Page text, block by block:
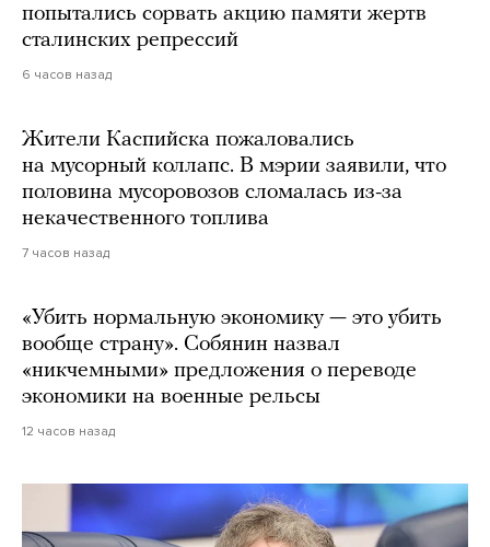
попытались сорвать акцию памяти жертв
сталинских репрессий
6 часов назад
Жители Каспийска пожаловались
на мусорный коллапс. В мэрии заявили, что
половина мусоровозов сломалась из-за
некачественного топлива
7 часов назад
«Убить нормальную экономику — это убить
вообще страну». Собянин назвал
«никчемными» предложения о переводе
экономики на военные рельсы
12 часов назад